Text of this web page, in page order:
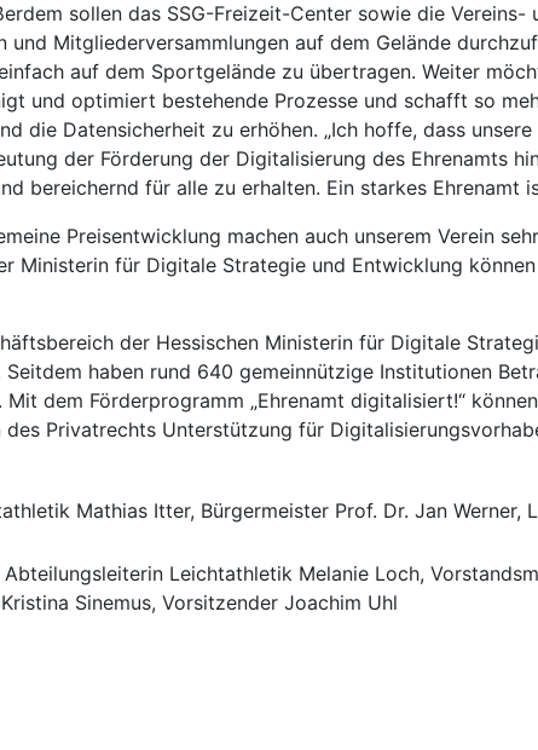
sollen das SSG-Freizeit-Center sowie die Vereins-
Mitgliederversammlungen auf dem Gelände
auf dem Sportgelände zu übertragen. Weiter
und optimiert bestehende Prozesse und schafft so
die Datensicherheit zu erhöhen. „Ich hoffe, dass
der Förderung der Digitalisierung des Ehrenamts
bereichernd für alle zu erhalten. Ein starkes Ehrenamt
Preisentwicklung machen auch unserem Verein
Ministerin für Digitale Strategie und Entwicklung
der Hessischen Ministerin für Digitale
haben rund 640 gemeinnützige Institutionen
dem Förderprogramm „Ehrenamt digitalisiert!“
Privatrechts Unterstützung für
Mathias Itter, Bürgermeister Prof. Dr. Jan Werner,
Leichtathletik Melanie Loch,
Sinemus, Vorsitzender Joachim Uhl